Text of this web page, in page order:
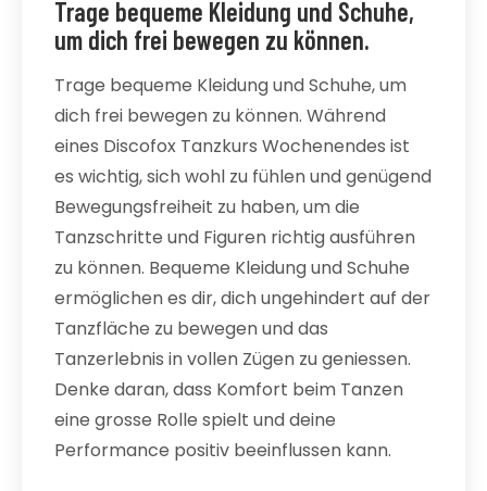
Trage bequeme Kleidung und Schuhe,
um dich frei bewegen zu können.
Trage bequeme Kleidung und Schuhe, um
dich frei bewegen zu können. Während
eines Discofox Tanzkurs Wochenendes ist
es wichtig, sich wohl zu fühlen und genügend
Bewegungsfreiheit zu haben, um die
Tanzschritte und Figuren richtig ausführen
zu können. Bequeme Kleidung und Schuhe
ermöglichen es dir, dich ungehindert auf der
Tanzfläche zu bewegen und das
Tanzerlebnis in vollen Zügen zu geniessen.
Denke daran, dass Komfort beim Tanzen
eine grosse Rolle spielt und deine
Performance positiv beeinflussen kann.